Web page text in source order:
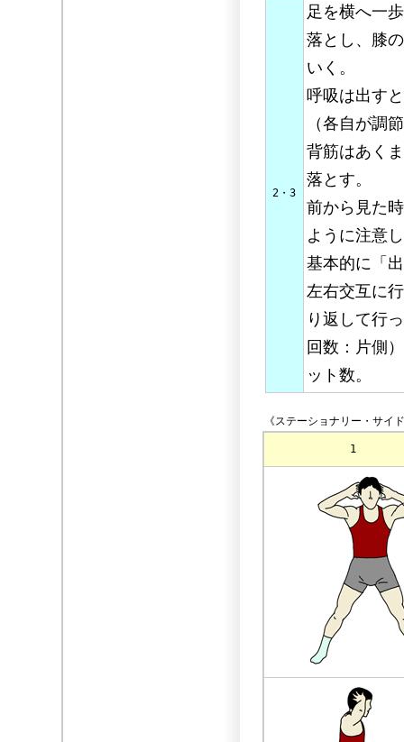
2・3
足を横へ一
落とし、膝
いく。
呼吸は出す
（各自が調
背筋はあく
落とす。
前から見た
ように注意
基本的に「
左右交互に
り返して行
回数：片側
ット数。
《ステーショナリー・サイ
1